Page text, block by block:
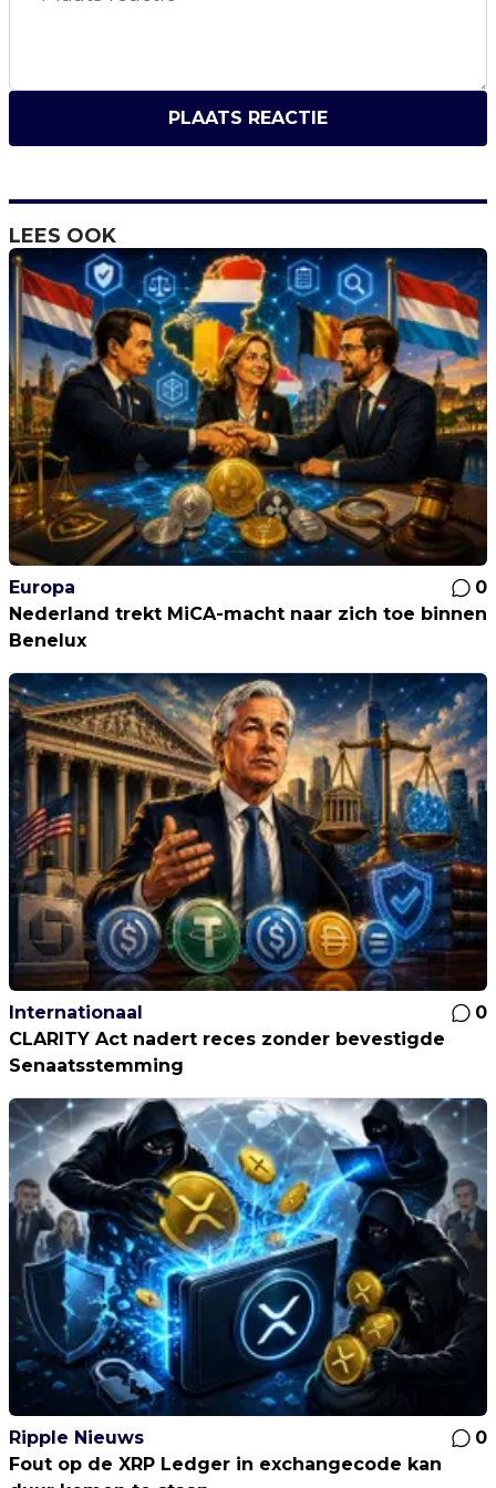
PLAATS REACTIE
LEES OOK
Europa
0
Nederland trekt MiCA-macht naar zich toe binnen
Benelux
Internationaal
0
CLARITY Act nadert reces zonder bevestigde
Senaatsstemming
Ripple Nieuws
0
Fout op de XRP Ledger in exchangecode kan